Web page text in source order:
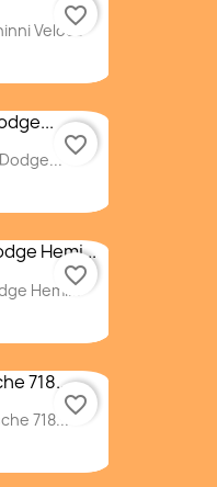
Veloce
favorite_border
favorite_border
Hemi...
favorite_border
718...
favorite_border